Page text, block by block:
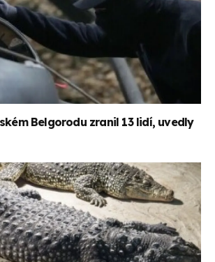
Belgorodu zranil 13 lidí, uvedly